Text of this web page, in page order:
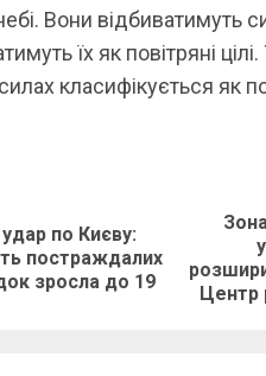
Вони відбиватимуть
їх як повітряні
класифікується як
Previous
post:
удар по Києву:
постраждалих
зросла до 19
post:
Центр